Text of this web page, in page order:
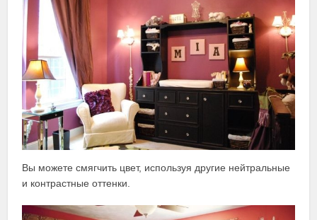
Вы можете смягчить цвет, используя другие нейтральные
и контрастные оттенки.